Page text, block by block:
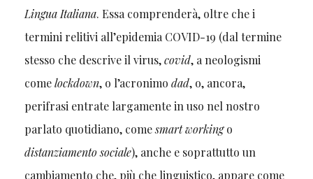
Lingua Italiana. Essa comprenderà, oltre che i
termini relitivi all’epidemia COVID-19 (dal termine
stesso che descrive il virus,covid, a neologismi
comelockdown, o l’acronimo dad, o, ancora,
perifrasi entrate largamente in uso nel nostro
parlato quotidiano, comesmart workingo
distanziamento sociale), anche e soprattutto un
cambiamento che, più che linguistico, appare come